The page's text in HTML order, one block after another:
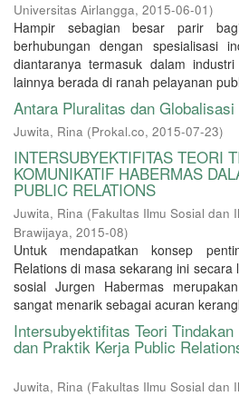
Universitas Airlangga, 2015-06-01)
Hampir sebagian besar parir
berhubungan dengan spesialisasi
diantaranya termasuk dalam
lainnya berada di ranah pelayanan
Antara Pluralitas dan Globalisasi
Juwita, Rina (Prokal.co, 2015-07-23)
INTERSUBYEKTIFITAS TEORI
KOMUNIKATIF HABERMAS
PUBLIC RELATIONS
Juwita, Rina (Fakultas Ilmu Sosial dan
Brawijaya, 2015-08)
Untuk mendapatkan konsep
Relations di masa sekarang ini
sosial Jurgen Habermas
sangat menarik sebagai acuran
Intersubyektifitas Teori
dan Praktik Kerja Public
Juwita, Rina (Fakultas Ilmu Sosial dan